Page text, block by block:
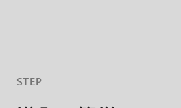
STEP